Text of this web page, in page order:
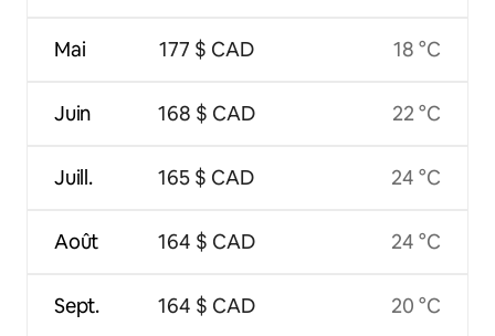
Mai
Juin
Juill.
Août
Sept.
177 $ CAD
168 $ CAD
165 $ CAD
164 $ CAD
164 $ CAD
18 °C
22 °C
24 °C
24 °C
20 °C